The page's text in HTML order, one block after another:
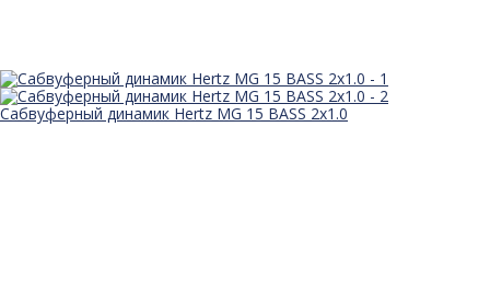
Сабвуферный динамик Hertz MG 15 BASS 2x1.0